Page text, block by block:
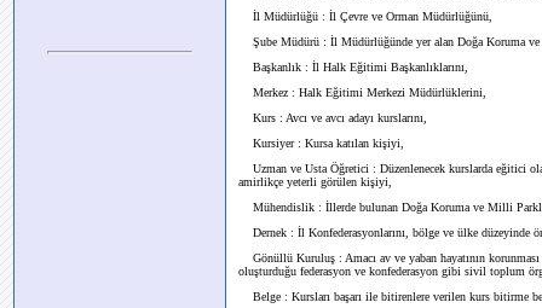
İl Müdürlüğü : İl Çevre ve Orman Müdürlüğünü,
Şube Müdürü : İl Müdürlüğünde yer alan Doğa Koruma
Başkanlık : İl Halk Eğitimi Başkanlıklarını,
Merkez : Halk Eğitimi Merkezi Müdürlüklerini,
Kurs : Avcı ve avcı adayı kurslarını,
Kursiyer : Kursa katılan kişiyi,
Uzman ve Usta Öğretici : Düzenlenecek kurslarda eğitici
amirlikçe yeterli görülen kişiyi,
Mühendislik : İllerde bulunan Doğa Koruma ve Milli
Dernek : İl Konfederasyonlarını, bölge ve ülke düzeyinde
Gönüllü Kuruluş : Amacı av ve yaban hayatının
oluşturduğu federasyon ve konfederasyon gibi sivil toplum
Belge : Kursları başarı ile bitirenlere verilen kurs bitirme